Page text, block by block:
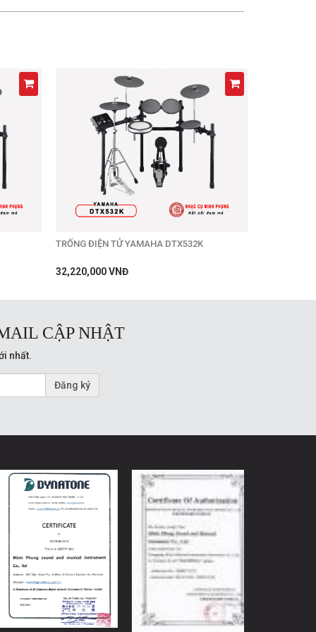
TRỐNG ĐIỆN TỬ YAMAHA DTX532K
32,220,000 VNĐ
CẬP NHẬT
nhất.
Đăng ký